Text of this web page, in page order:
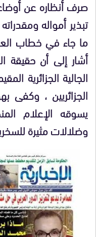
صرف أنظاره عن
تبذير أمواله
ما جاء في خطاب
أشار إلى أن حقيقة
الجالية الجزائرية
الجزائريين ،
يسوقه الإعلام
وضلالات مثيرة